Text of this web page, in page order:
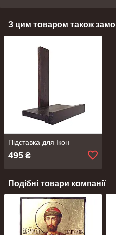
З цим товаром також
Підставка для Ікон
495 ₴
Подібні товари компанії